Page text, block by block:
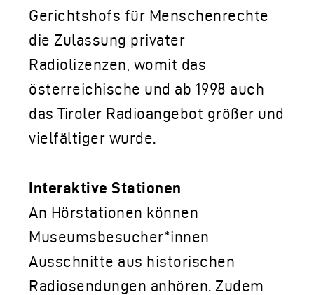
Gerichtshofs für Menschenrechte
die Zulassung privater
Radiolizenzen, womit das
österreichische und ab 1998 auch
das Tiroler Radioangebot größer und
vielfältiger wurde.
Interaktive Stationen
An Hörstationen können
Museumsbesucher*innen
Ausschnitte aus historischen
Radiosendungen anhören. Zudem